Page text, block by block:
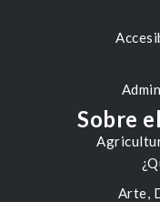
Arte,
Sobre